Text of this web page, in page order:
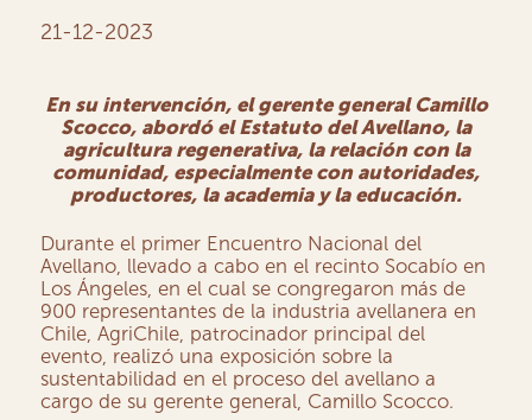
21-12-2023
En su intervención, el gerente general Camillo
Scocco, abordó el Estatuto del Avellano, la
agricultura regenerativa, la relación con la
comunidad, especialmente con autoridades,
productores, la academia y la educación.
Durante el primer Encuentro Nacional del
Avellano, llevado a cabo en el recinto Socabío en
Los Ángeles, en el cual se congregaron más de
900 representantes de la industria avellanera en
Chile, AgriChile, patrocinador principal del
evento, realizó una exposición sobre la
sustentabilidad en el proceso del avellano a
cargo de su gerente general, Camillo Scocco.